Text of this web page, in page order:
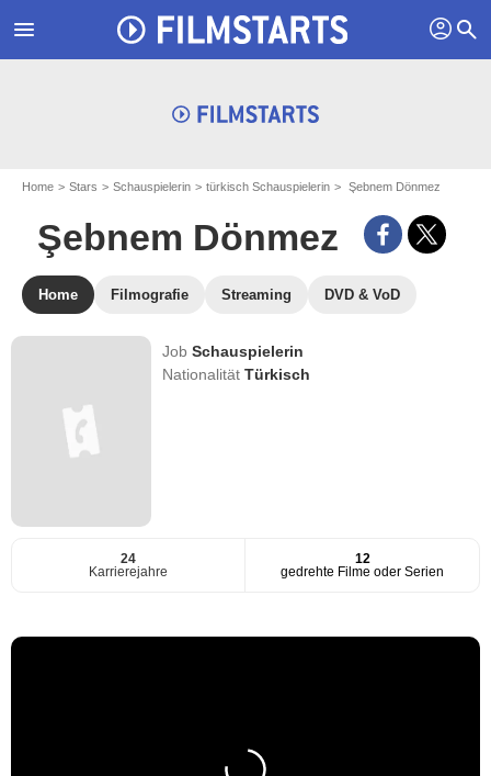
menu profil search
Home Stars Schauspielerin türkisch Schauspielerin Şebnem Dönmez
Şebnem Dönmez
Home Filmografie Streaming DVD & VoD
JobSchauspielerin
NationalitätTürkisch
24
Karrierejahre
12
gedrehte Filme oder Serien